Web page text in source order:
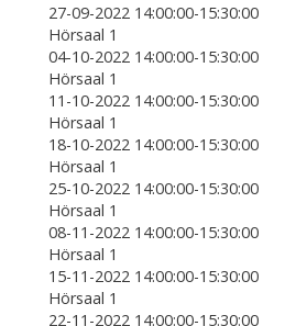
27-09-2022 14:00:00-15:30:00
Hörsaal 1
04-10-2022 14:00:00-15:30:00
Hörsaal 1
11-10-2022 14:00:00-15:30:00
Hörsaal 1
18-10-2022 14:00:00-15:30:00
Hörsaal 1
25-10-2022 14:00:00-15:30:00
Hörsaal 1
08-11-2022 14:00:00-15:30:00
Hörsaal 1
15-11-2022 14:00:00-15:30:00
Hörsaal 1
22-11-2022 14:00:00-15:30:00